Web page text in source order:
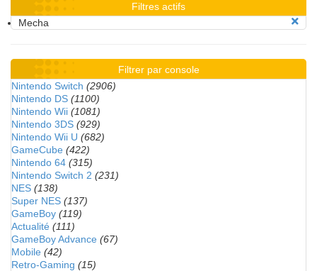
Filtres actifs
Mecha
Filtrer par console
Nintendo Switch (2906)
Nintendo DS (1100)
Nintendo Wii (1081)
Nintendo 3DS (929)
Nintendo Wii U (682)
GameCube (422)
Nintendo 64 (315)
Nintendo Switch 2 (231)
NES (138)
Super NES (137)
GameBoy (119)
Actualité (111)
GameBoy Advance (67)
Mobile (42)
Retro-Gaming (15)